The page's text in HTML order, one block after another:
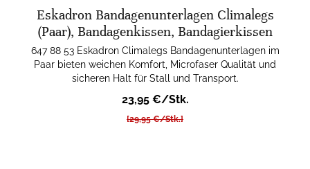
Eskadron Bandagenunterlagen Climalegs
(Paar), Bandagenkissen, Bandagierkissen
647 88 53 Eskadron Climalegs Bandagenunterlagen im
Paar bieten weichen Komfort, Microfaser Qualität und
sicheren Halt für Stall und Transport.
23,95 €/Stk.
[29,95 €/Stk.]